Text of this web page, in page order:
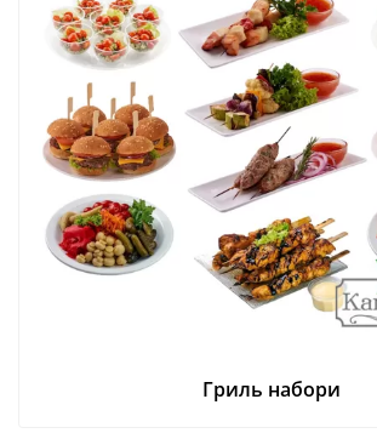
Гриль набори